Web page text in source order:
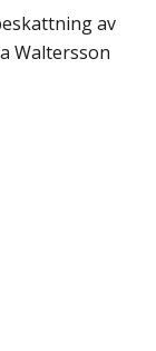
av
Waltersson